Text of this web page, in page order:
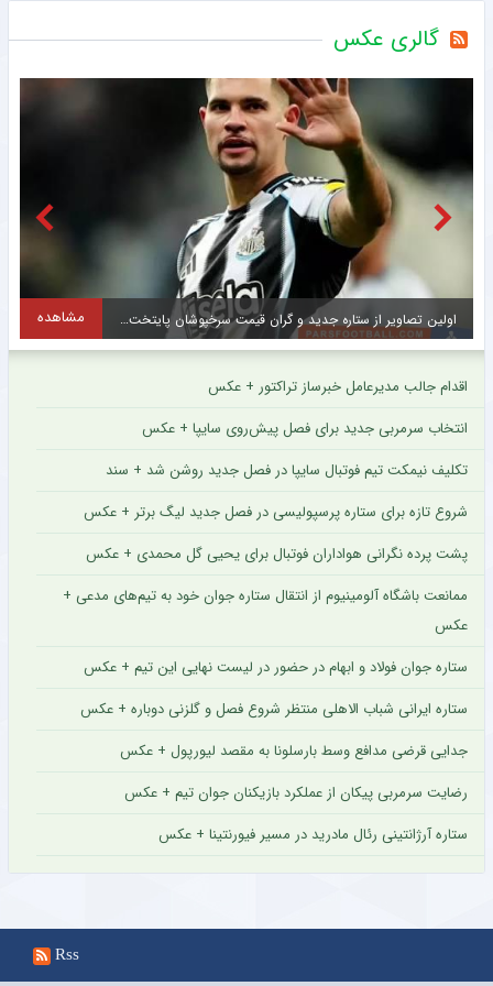
گالری عکس
حضور در لیگ یک انتخاب جالب چهره محبوب استقلال + عکس مشاهده
اقدام جالب مدیرعامل خبرساز تراکتور + عکس
انتخاب سرمربی جدید برای فصل پیش‌روی سایپا + عکس
تکلیف نیمکت تیم فوتبال سایپا در فصل جدید روشن شد + سند
شروع تازه برای ستاره پرسپولیسی در فصل جدید لیگ برتر + عکس
پشت پرده نگرانی هواداران فوتبال برای یحیی گل محمدی + عکس
ممانعت باشگاه آلومینیوم از انتقال ستاره جوان خود به تیم‌های مدعی +
عکس
ستاره جوان فولاد و ابهام در حضور در لیست نهایی این تیم + عکس
ستاره ایرانی شباب الاهلی منتظر شروع فصل و گلزنی دوباره + عکس
جدایی قرضی مدافع وسط بارسلونا به مقصد لیورپول + عکس
رضایت سرمربی پیکان از عملکرد بازیکنان جوان تیم + عکس
ستاره آرژانتینی رئال مادرید در مسیر فیورنتینا + عکس
Rss